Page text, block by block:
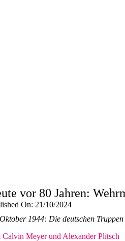
vor 80 Jahren:
On: 21/10/2024
1944: Die deutschen
Calvin Meyer und Alexander Plitsch